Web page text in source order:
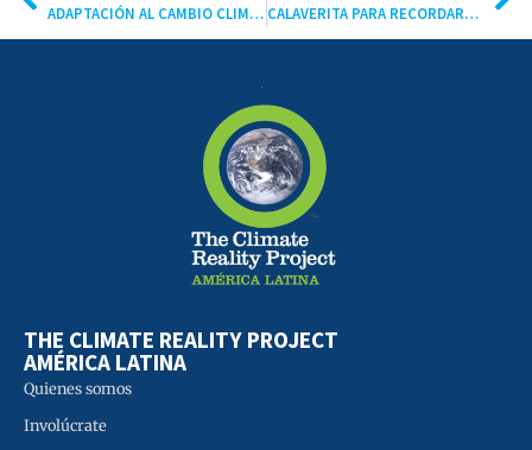
ADAPTACIÓN AL CAMBIO CLIMÁTICO: ACUERDO DE PARÍS
CALAVERITA PARA RECORDARLOS: OFRENDAS POR LA JUSTICIA
THE CLIMATE REALITY PROJECT
AMÉRICA LATINA
Quienes somos
Involúcrate